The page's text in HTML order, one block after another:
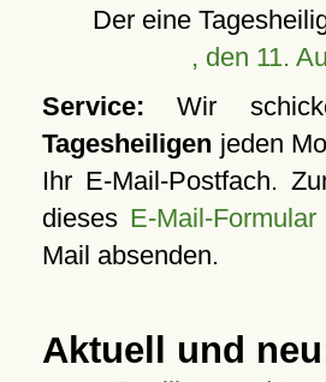
Der eine
, den 11.
Service: Wir
Tagesheiligen jeden
Ihr E-Mail-Postfach.
dieses E-Mail-Formular
Mail absenden.
Aktuell und